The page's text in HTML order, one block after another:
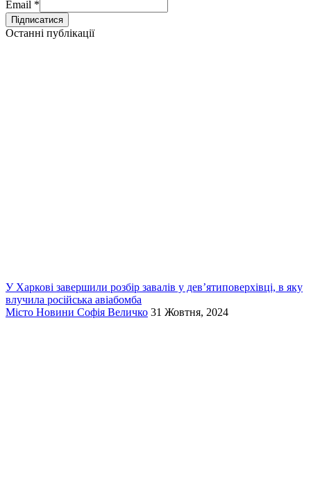
Email *
Останні публікації
У Харкові завершили розбір завалів у дев’ятиповерхівці, в яку
влучила російська авіабомба
Місто Новини Софія Величко 31 Жовтня, 2024